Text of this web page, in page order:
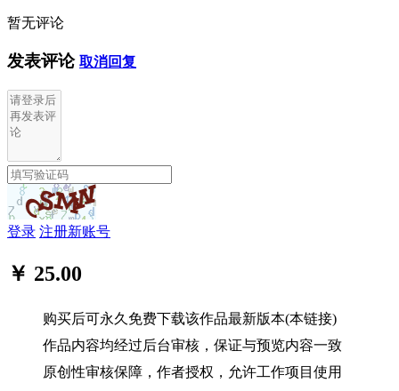
暂无评论
发表评论 取消回复
登录 注册新账号
￥ 25.00
购买后可永久免费下载该作品最新版本(本链接)
作品内容均经过后台审核，保证与预览内容一致
原创性审核保障，作者授权，允许工作项目使用